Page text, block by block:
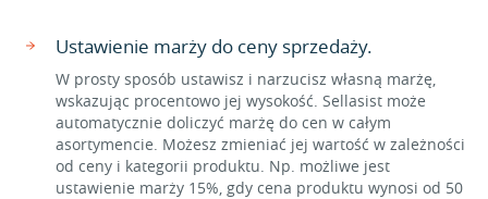
Ustawienie marży do ceny sprzedaży.
W prosty sposób ustawisz i narzucisz własną marżę,
wskazując procentowo jej wysokość. Sellasist może
automatycznie doliczyć marżę do cen w całym
asortymencie. Możesz zmieniać jej wartość w zależności
od ceny i kategorii produktu. Np. możliwe jest
ustawienie marży 15%, gdy cena produktu wynosi od 50